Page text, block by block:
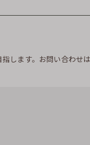
します。お問い合わせ